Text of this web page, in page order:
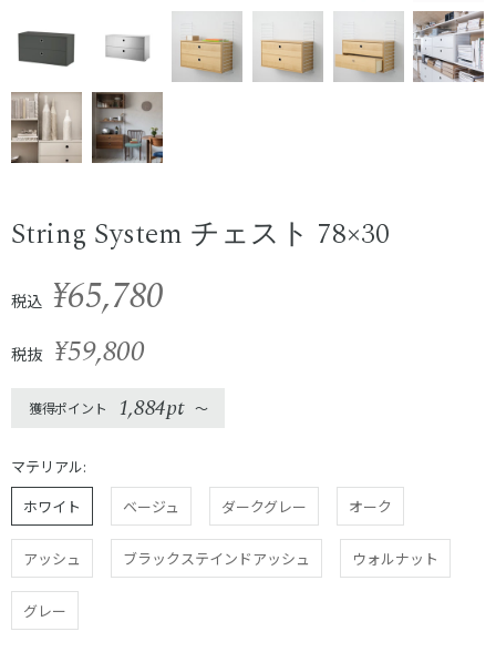
String System チェスト 78×30
税込 ¥65,780
税抜 ¥59,800
獲得ポイント 1,884pt 〜
マテリアル:
ホワイト
ベージュ ダークグレー オーク
アッシュ ブラックステインドアッシュ ウォルナット
グレー